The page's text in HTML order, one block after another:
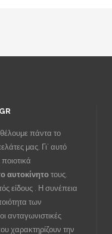
πάντα το
μας. Γι’ αυτό
αυτοκίνητο τους.
είδους . Η συνέπεια
των
ανταγωνιστικές
χαρακτηρίζουν την